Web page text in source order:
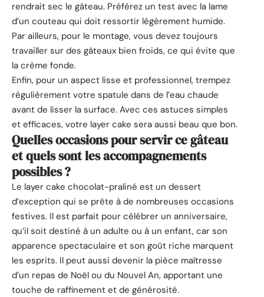
rendrait sec le gâteau. Préférez un test avec la lame
d’un couteau qui doit ressortir légèrement humide.
Par ailleurs, pour le montage, vous devez toujours
travailler sur des gâteaux bien froids, ce qui évite que
la crème fonde.
Enfin, pour un aspect lisse et professionnel, trempez
régulièrement votre spatule dans de l’eau chaude
avant de lisser la surface. Avec ces astuces simples
et efficaces, votre layer cake sera aussi beau que bon.
Quelles occasions pour servir ce gâteau
et quels sont les accompagnements
possibles ?
Le layer cake chocolat-praliné est un dessert
d’exception qui se prête à de nombreuses occasions
festives. Il est parfait pour célébrer un anniversaire,
qu’il soit destiné à un adulte ou à un enfant, car son
apparence spectaculaire et son goût riche marquent
les esprits. Il peut aussi devenir la pièce maîtresse
d’un repas de Noël ou du Nouvel An, apportant une
touche de raffinement et de générosité.